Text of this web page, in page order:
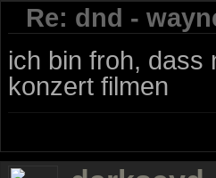
Re: dnd -
ich bin froh, dass
konzert filmen